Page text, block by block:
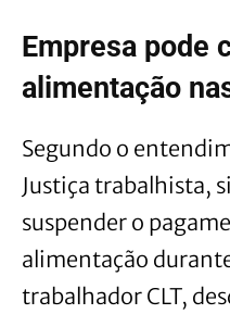
Empresa pode
alimentação
Segundo o
Justiça trabalhista,
suspender o
alimentação
trabalhador CLT,